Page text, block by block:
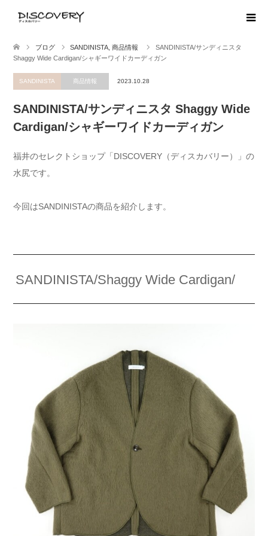
ブログ SANDINISTA 商品情報
SANDINISTA/サンディニスタ
Shaggy Wide Cardigan/シャギーワイドカーディガン
SANDINISTA 商品情報 2023.10.28
SANDINISTA/サンディニスタ Shaggy Wide
Cardigan/シャギーワイドカーディガン
福井のセレクトショップ「DISCOVERY（ディスカバリー）」の
水尻です。
今回はSANDINISTAの商品を紹介します。
SANDINISTA/Shaggy Wide Cardigan/